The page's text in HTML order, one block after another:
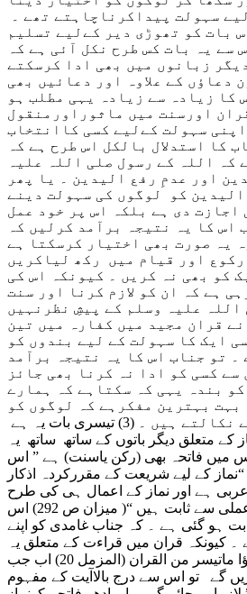
سہولت پیداکرناچاہتے تھے ۔
بات کو تھوڑی دیر کےلیے تسلیم
سے یہ بات کس طرح نکل آئی ہے کہ
زبانوں میں بھی ادا کرسکتے
دعاؤں کے علاوہ اور دعائیں بھی
کا زیادہ سے زیادہ یہی مطلب ہو
اورسنت میں ماثوراورمنقول
سہولت کےلیے کسی کاانتخاب
کا استدلال بالکل اس طرح ہے کہ
کہ اللہ کے رسول صلی اللہ علیہ
اور عدمِ رفع الیدین ۔ یا پھر
کو لوگوں کی سہولت دینے
اجازت دی ہے بلکہ اس پر خود عمل
اس کا یہ نتیجہ برآمد کرلیں کہ
یہ صورت بھی اختیار کرسکتا ہے
اور قیام میں رکھ لیاکریں
کو بھی نہ کریں ۔ کیونکہ اس کی
ہے کہ ان کو لازم کرنا اور سنت
اللہ علیہ وسلم کے پیشِ نظرنہیں
قران مجید میں کفارہ میں تین
ایک کا سہولت کے لیے بندوں کو
۔ تو جناب اس کا یہ نتیجہ برآمد
کسی کو ادا نہ کرنا بھی جائز
بندہ یہی کہ سکتاہے کہ ہمارے
بہت بہترین مفکرہے کہ لوگوں کو
مولویانہ مشکلات سے نکالتے ہیں ۔ (3) تیسری بات یہ ہے
کے متعلق دیگر باتوں کے ساتھ ساتھ یہ
میں فاتحہ بھی (رکن یاسنت) ہے ” اس
کے لیے شریعت کے مقررکردہ اذکار
ہے اور نماز کے اعمال ہی کی طرح
یہ بھی اجماع اور تواترِ عملی سے ثابت ہیں “( میزان ص 292) اس
ہو گئی ہے ۔ کہ جناب غامدی کو اپنے
۔ کیونکہ قران میں قراءت کے متعلق یہ
آیت وارد ہے کہ ۔ فاقرؤا ماتیسر من القران (المزمل 20) اب جب
گے تو اس سے درج بالاآیت کے مفہوم